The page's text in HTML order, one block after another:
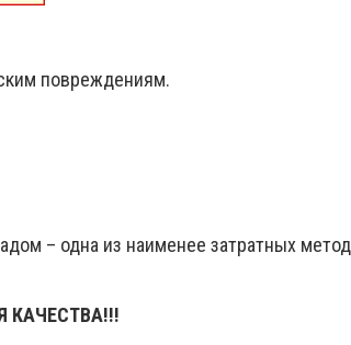
повреждениям.
– одна из наименее затратных
КАЧЕСТВА!!!